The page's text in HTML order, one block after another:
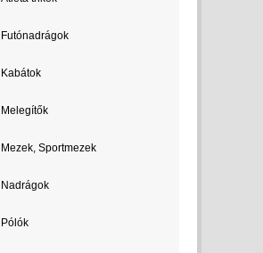
Futónadrágok
Kabátok
Melegítők
Mezek, Sportmezek
Nadrágok
Pólók